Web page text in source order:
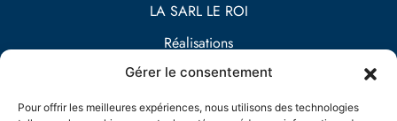
Gérer le consentement
Pour offrir les meilleures expériences, nous utilisons des technologies
LA SARL LE ROI
Réalisations
Contact
Prestations